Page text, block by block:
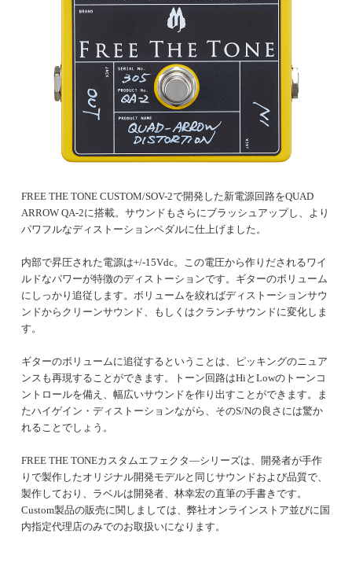
FREE THE TONE CUSTOM/SOV-2で開発した新電源回路をQUAD
ARROW QA-2に搭載。サウンドもさらにブラッシュアップし、より
パワフルなディストーションペダルに仕上げました。
内部で昇圧された電源は+/-15Vdc。この電圧から作りだされるワイ
ルドなパワーが特徴のディストーションです。ギターのボリューム
にしっかり追従します。ボリュームを絞ればディストーションサウ
ンドからクリーンサウンド、もしくはクランチサウンドに変化しま
す。
ギターのボリュームに追従するということは、ピッキングのニュア
ンスも再現することができます。トーン回路はHiとLowのトーンコ
ントロールを備え、幅広いサウンドを作り出すことができます。ま
たハイゲイン・ディストーションながら、そのS/Nの良さには驚か
れることでしょう。
FREE THE TONEカスタムエフェクタ―シリーズは、開発者が手作
りで製作したオリジナル開発モデルと同じサウンドおよび品質で、
製作しており、ラベルは開発者、林幸宏の直筆の手書きです。
Custom製品の販売に関しましては、弊社オンラインストア並びに国
内指定代理店のみでのお取扱いになります。